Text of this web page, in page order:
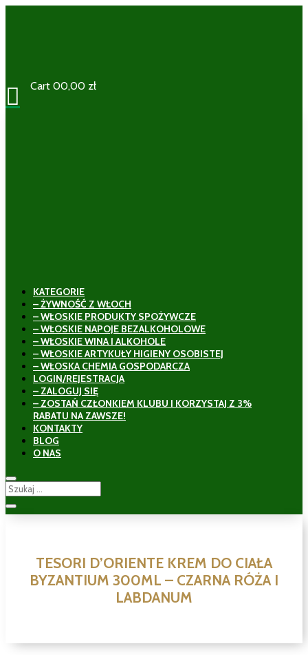
 Cart 00,00 zł
KATEGORIE
– ŻYWNOŚĆ Z WŁOCH
– WŁOSKIE PRODUKTY SPOŻYWCZE
– WŁOSKIE NAPOJE BEZALKOHOLOWE
– WŁOSKIE WINA I ALKOHOLE
– WŁOSKIE ARTYKUŁY HIGIENY OSOBISTEJ
– WŁOSKA CHEMIA GOSPODARCZA
LOGIN/REJESTRACJA
– ZALOGUJ SIĘ
– ZOSTAŃ CZŁONKIEM KLUBU I KORZYSTAJ Z 3%
RABATU NA ZAWSZE!
KONTAKTY
BLOG
O NAS
TESORI D’ORIENTE KREM DO CIAŁA
BYZANTIUM 300ML – CZARNA RÓŻA I
LABDANUM